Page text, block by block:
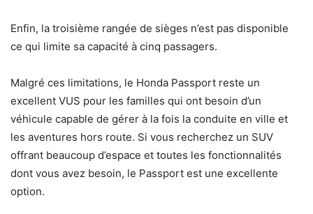
Enfin, la troisième rangée de sièges n’est pas disponible
ce qui limite sa capacité à cinq passagers.
Malgré ces limitations, le Honda Passport reste un
excellent VUS pour les familles qui ont besoin d’un
véhicule capable de gérer à la fois la conduite en ville et
les aventures hors route. Si vous recherchez un SUV
offrant beaucoup d’espace et toutes les fonctionnalités
dont vous avez besoin, le Passport est une excellente
option.